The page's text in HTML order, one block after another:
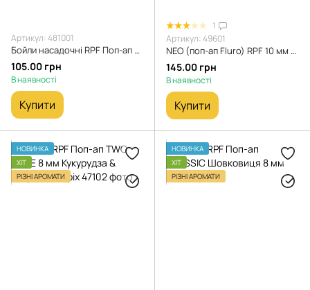
Артикул: 481001
Бойли насадочні RPF Поп-ап Triple Strike Аніс для ловлі карася 6-8мм
105.00 грн
В наявності
Купити
1
Артикул: 49601
NEO (поп-ап Fluro) RPF 10 мм Кальмар чилі
145.00 грн
В наявності
Купити
НОВИНКА
ХІТ
РІЗНІ АРОМАТИ
НОВИНКА
ХІТ
РІЗНІ АРОМАТИ